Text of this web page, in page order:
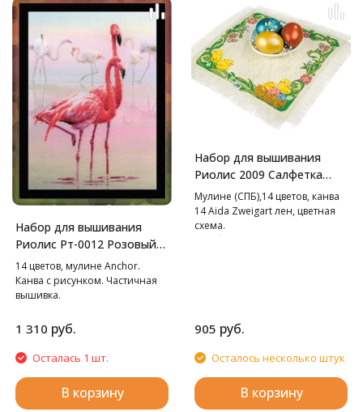
Набор для вышивания
Риолис Рт-0012 Розовый
фламинго, 30*40 см
14 цветов, мулине Anchor.
Канва с рисунком. Частичная
вышивка.
1 310 руб.
Осталась 1 шт.
В корзину
Набор для вышивания
Риолис 2009 Салфетка
"Пасхальное утро", 27*27
см
Мулине (СПБ),14 цветов, канва
14 Aida Zweigart лен, цветная
схема.
В наборе используются
905 руб.
Осталось несколько штук
В корзину